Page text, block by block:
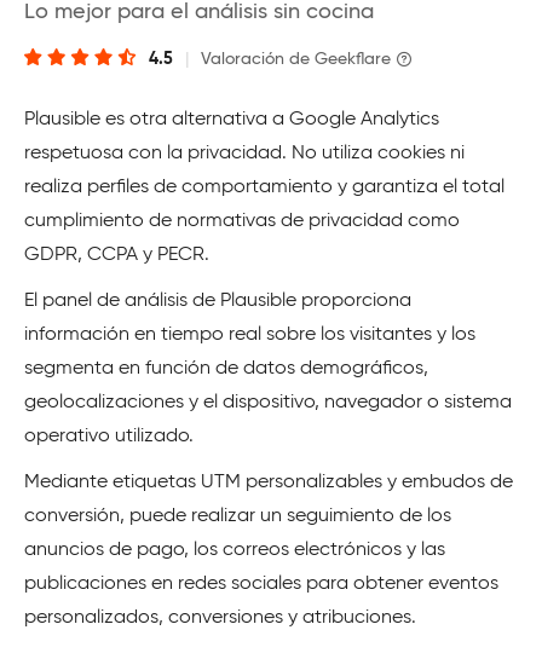
Lo mejor para el análisis sin cocina
4.5 Valoración de Geekflare
Plausible es otra alternativa a Google Analytics
respetuosa con la privacidad. No utiliza cookies ni
realiza perfiles de comportamiento y garantiza el total
cumplimiento de normativas de privacidad como
GDPR, CCPA y PECR.
El panel de análisis de Plausible proporciona
información en tiempo real sobre los visitantes y los
segmenta en función de datos demográficos,
geolocalizaciones y el dispositivo, navegador o sistema
operativo utilizado.
Mediante etiquetas UTM personalizables y embudos de
conversión, puede realizar un seguimiento de los
anuncios de pago, los correos electrónicos y las
publicaciones en redes sociales para obtener eventos
personalizados, conversiones y atribuciones.